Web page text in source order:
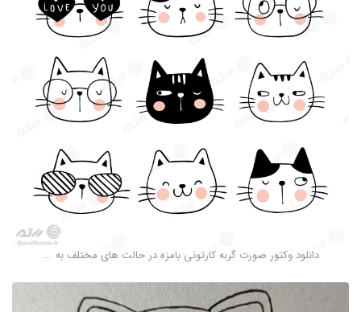
دانلود وکتور صورت گربه کارتونی بامزه در حالت های مختلف به ...